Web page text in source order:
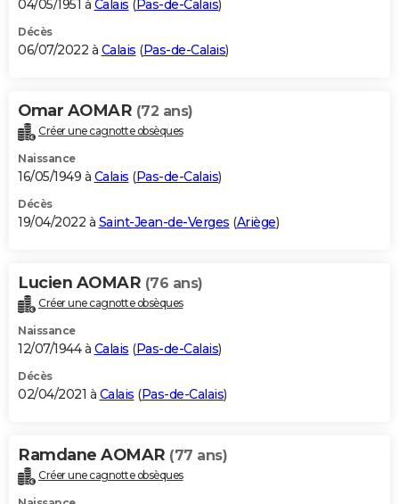
04/05/1951 à Calais (Pas-de-Calais)
Décès
06/07/2022 à Calais (Pas-de-Calais)
Omar AOMAR (72 ans)
Créer une cagnotte obsèques
Naissance
16/05/1949 à Calais (Pas-de-Calais)
Décès
19/04/2022 à Saint-Jean-de-Verges (Ariège)
Lucien AOMAR (76 ans)
Créer une cagnotte obsèques
Naissance
12/07/1944 à Calais (Pas-de-Calais)
Décès
02/04/2021 à Calais (Pas-de-Calais)
Ramdane AOMAR (77 ans)
Créer une cagnotte obsèques